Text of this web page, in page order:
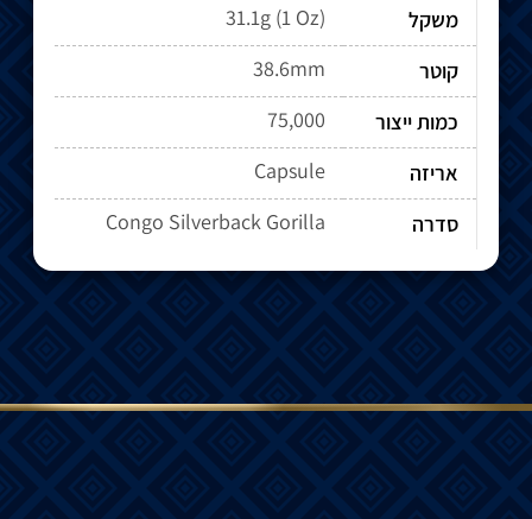
משקל
31.1g (1 Oz)
קוטר
38.6mm
כמות ייצור
75,000
אריזה
Capsule
סדרה
Congo Silverback Gorilla